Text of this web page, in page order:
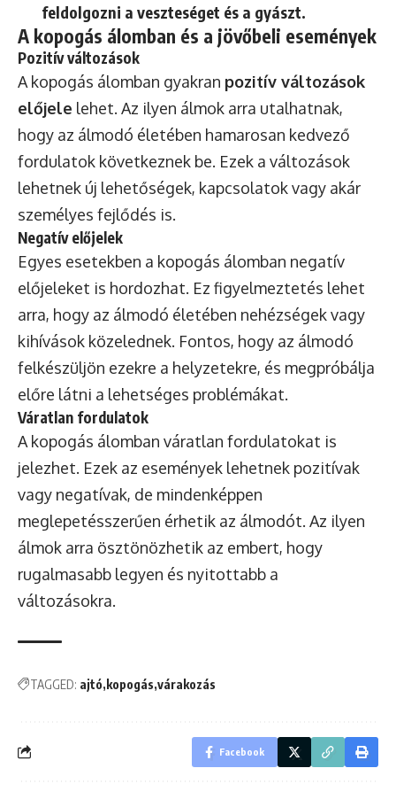
feldolgozni a veszteséget és a gyászt.
A kopogás álomban és a jövőbeli események
Pozitív változások
A kopogás álomban gyakran pozitív változások
előjele lehet. Az ilyen álmok arra utalhatnak,
hogy az álmodó életében hamarosan kedvező
fordulatok következnek be. Ezek a változások
lehetnek új lehetőségek, kapcsolatok vagy akár
személyes fejlődés is.
Negatív előjelek
Egyes esetekben a kopogás álomban negatív
előjeleket is hordozhat. Ez figyelmeztetés lehet
arra, hogy az álmodó életében nehézségek vagy
kihívások közelednek. Fontos, hogy az álmodó
felkészüljön ezekre a helyzetekre, és megpróbálja
előre látni a lehetséges problémákat.
Váratlan fordulatok
A kopogás álomban váratlan fordulatokat is
jelezhet. Ezek az események lehetnek pozitívak
vagy negatívak, de mindenképpen
meglepetésszerűen érhetik az álmodót. Az ilyen
álmok arra ösztönözhetik az embert, hogy
rugalmasabb legyen és nyitottabb a
változásokra.
TAGGED: ajtó kopogás várakozás
Facebook